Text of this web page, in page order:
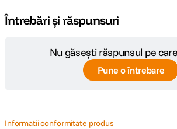
Întrebări și răspunsuri
Nu găsești răspunsul pe
Pune o întrebare
Informatii conformitate produs